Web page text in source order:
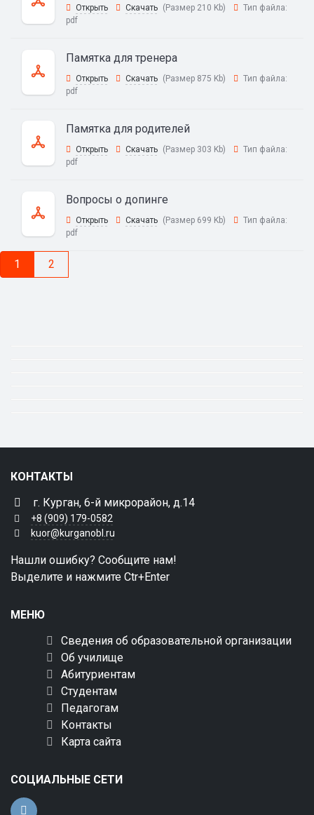
Открыть Скачать (Размер 210 Kb)
Тип файла:
pdf
Памятка для тренера
Открыть Скачать (Размер 875 Kb)
Тип файла:
pdf
Памятка для родителей
Открыть Скачать (Размер 303 Kb)
Тип файла:
pdf
Вопросы о допинге
Открыть Скачать (Размер 699 Kb)
Тип файла:
pdf
1 2
КОНТАКТЫ
г. Курган, 6-й микрорайон, д.14
+8 (909) 179-0582
kuor@kurganobl.ru
Нашли ошибку? Сообщите нам!
Выделите и нажмите Ctr+Enter
МЕНЮ
Сведения об образовательной организации
Об училище
Абитуриентам
Студентам
Педагогам
Контакты
Карта сайта
СОЦИАЛЬНЫЕ СЕТИ